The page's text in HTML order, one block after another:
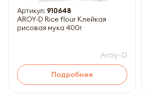
Артикул: 910648
AROY-D Rice flour Клейкая
рисовая мука 400г
Aroy-D
Подробнее